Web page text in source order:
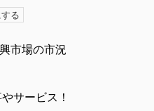
市場の市況
サービス！